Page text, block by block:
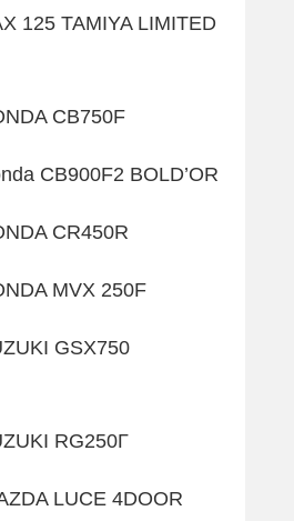
125 TAMIYA LIMITED
CB750F
CB900F2 BOLD’OR
CR450R
MVX 250F
GSX750
RG250Γ
LUCE 4DOOR